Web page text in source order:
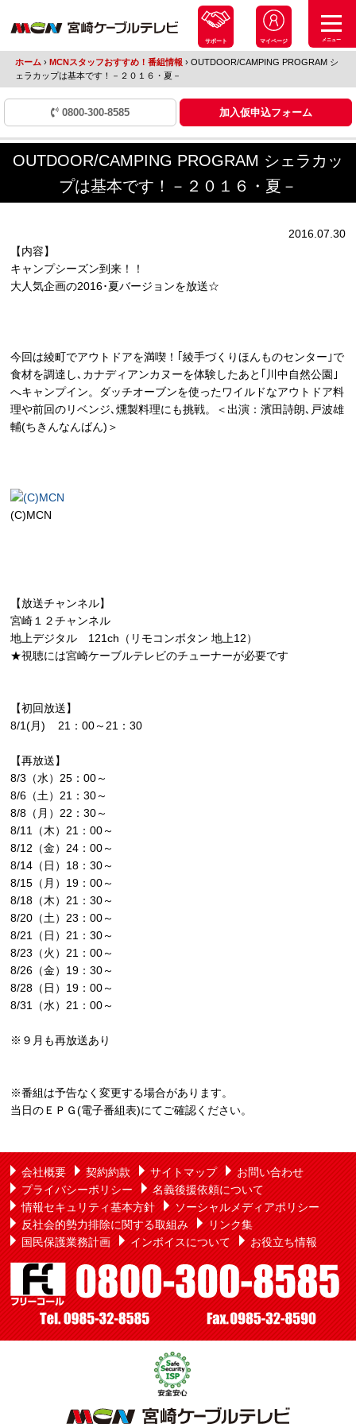
サポート マイページ メニュー
ホーム › MCNスタッフおすすめ！番組情報 ›OUTDOOR/CAMPING PROGRAM シ
ェラカップは基本です！－２０１６・夏－
0800-300-8585 加入仮申込フォーム
OUTDOOR/CAMPING PROGRAM シェラカッ
プは基本です！－２０１６・夏－
2016.07.30
【内容】
キャンプシーズン到来！！
大人気企画の2016･夏バージョンを放送☆
今回は綾町でアウトドアを満喫！｢綾手づくりほんものセンター｣で
食材を調達し､カナディアンカヌーを体験したあと｢川中自然公園｣
へキャンプイン。ダッチオーブンを使ったワイルドなアウトドア料
理や前回のリベンジ､燻製料理にも挑戦。＜出演：濱田詩朗､戸波雄
輔(ちきんなんばん)＞
(C)MCN
【放送チャンネル】
宮崎１２チャンネル
地上デジタル 121ch（リモコンボタン 地上12）
★視聴には宮崎ケーブルテレビのチューナーが必要です
【初回放送】
8/1(月) 21：00～21：30
【再放送】
8/3（水）25：00～
8/6（土）21：30～
8/8（月）22：30～
8/11（木）21：00～
8/12（金）24：00～
8/14（日）18：30～
8/15（月）19：00～
8/18（木）21：30～
8/20（土）23：00～
8/21（日）21：30～
8/23（火）21：00～
8/26（金）19：30～
8/28（日）19：00～
8/31（水）21：00～
※９月も再放送あり
※番組は予告なく変更する場合があります。
当日のＥＰＧ(電子番組表)にてご確認ください。
会社概要 契約約款 サイトマップ
お問い合わせ
プライバシーポリシー
名義後援依頼について
情報セキュリティ基本方針
ソーシャルメディアポリシー
反社会的勢力排除に関する取組み
リンク集
国民保護業務計画
インボイスについて お役立ち情報